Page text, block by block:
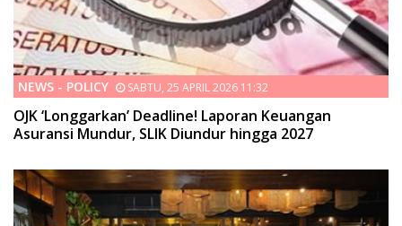
NEWS - POLICY SABTU, 25 APRIL 2026 11:32
OJK ‘Longgarkan’ Deadline! Laporan Keuangan
Asuransi Mundur, SLIK Diundur hingga 2027